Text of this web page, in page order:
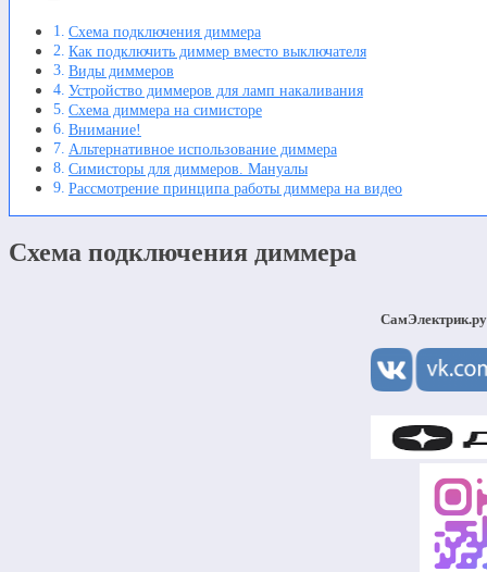
Схема подключения диммера
Как подключить диммер вместо выключателя
Виды диммеров
Устройство диммеров для ламп накаливания
Схема диммера на симисторе
Внимание!
Альтернативное использование диммера
Симисторы для диммеров. Мануалы
Рассмотрение принципа работы диммера на видео
Схема подключения диммера